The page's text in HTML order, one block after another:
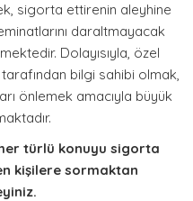
sigorta ettirenin aleyhine
daraltmayacak
Dolayısıyla, özel
bilgi sahibi olmak,
önlemek amacıyla büyük
türlü konuyu sigorta
kişilere sormaktan